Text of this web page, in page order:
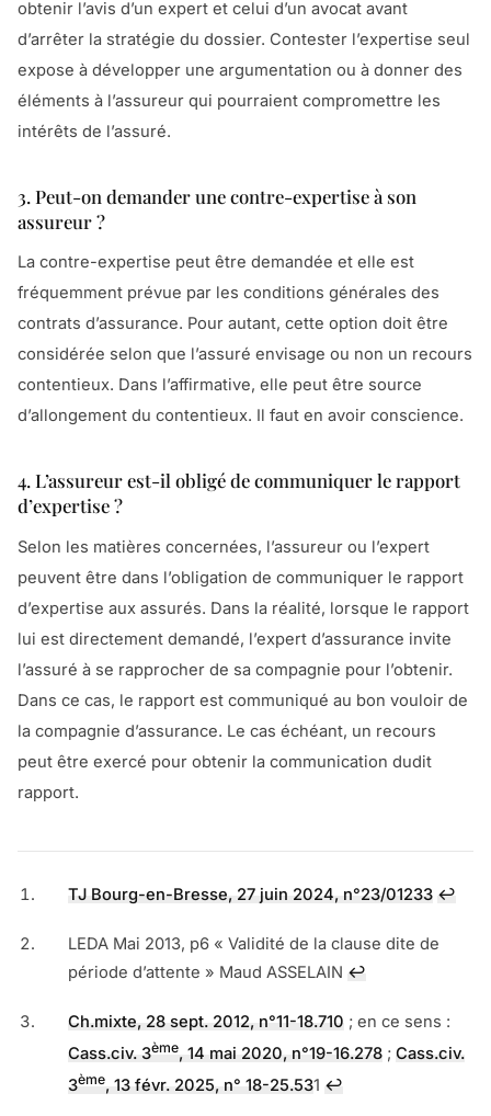
obtenir l’avis d’un expert et celui d’un avocat avant
d’arrêter la stratégie du dossier. Contester l’expertise seul
expose à développer une argumentation ou à donner des
éléments à l’assureur qui pourraient compromettre les
intérêts de l’assuré.
3. Peut-on demander une contre-expertise à son
assureur ?
La contre-expertise peut être demandée et elle est
fréquemment prévue par les conditions générales des
contrats d’assurance. Pour autant, cette option doit être
considérée selon que l’assuré envisage ou non un recours
contentieux. Dans l’affirmative, elle peut être source
d’allongement du contentieux. Il faut en avoir conscience.
4. L’assureur est-il obligé de communiquer le rapport
d’expertise ?
Selon les matières concernées, l’assureur ou l’expert
peuvent être dans l’obligation de communiquer le rapport
d’expertise aux assurés. Dans la réalité, lorsque le rapport
lui est directement demandé, l’expert d’assurance invite
l’assuré à se rapprocher de sa compagnie pour l’obtenir.
Dans ce cas, le rapport est communiqué au bon vouloir de
la compagnie d’assurance. Le cas échéant, un recours
peut être exercé pour obtenir la communication dudit
rapport.
TJ Bourg-en-Bresse, 27 juin 2024, n°23/01233 ↩︎
LEDA Mai 2013, p6 « Validité de la clause dite de
période d’attente » Maud ASSELAIN ↩︎
Ch.mixte, 28 sept. 2012, n°11-18.710 ; en ce sens :
Cass.civ. 3ème, 14 mai 2020, n°19-16.278 ;Cass.civ.
3ème, 13 févr. 2025, n° 18-25.531 ↩︎